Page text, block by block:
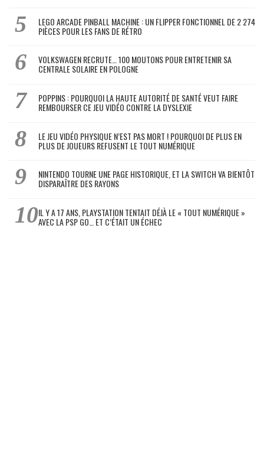
LEGO ARCADE PINBALL MACHINE : UN FLIPPER FONCTIONNEL DE 2 274
PIÈCES POUR LES FANS DE RÉTRO
VOLKSWAGEN RECRUTE… 100 MOUTONS POUR ENTRETENIR SA
CENTRALE SOLAIRE EN POLOGNE
POPPINS : POURQUOI LA HAUTE AUTORITÉ DE SANTÉ VEUT FAIRE
REMBOURSER CE JEU VIDÉO CONTRE LA DYSLEXIE
LE JEU VIDÉO PHYSIQUE N’EST PAS MORT ! POURQUOI DE PLUS EN
PLUS DE JOUEURS REFUSENT LE TOUT NUMÉRIQUE
NINTENDO TOURNE UNE PAGE HISTORIQUE, ET LA SWITCH VA BIENTÔT
DISPARAÎTRE DES RAYONS
IL Y A 17 ANS, PLAYSTATION TENTAIT DÉJÀ LE « TOUT NUMÉRIQUE »
AVEC LA PSP GO… ET C’ÉTAIT UN ÉCHEC